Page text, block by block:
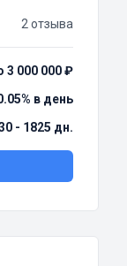
2 отзыва
3 000 000 ₽
в день
- 1825 дн.